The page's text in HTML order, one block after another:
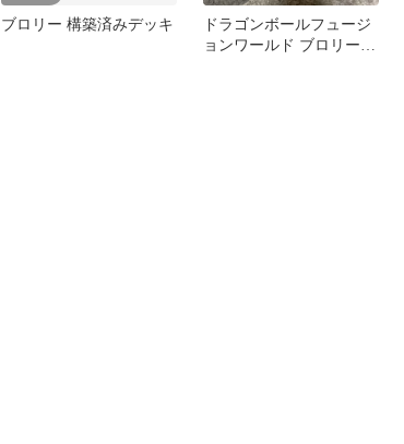
ブロリー 構築済みデッキ
ドラゴンボールフュージ
ョンワールド ブロリーデ